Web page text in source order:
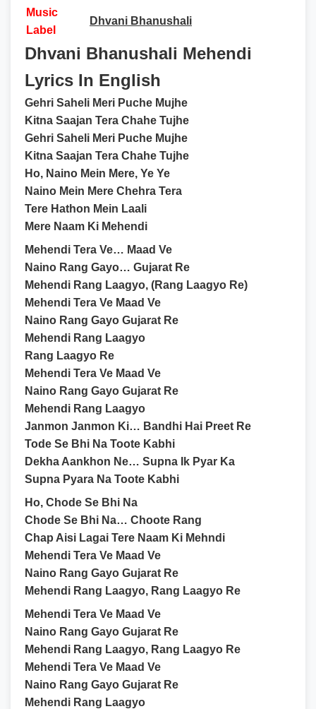
Music
Label
Dhvani Bhanushali
Dhvani Bhanushali Mehendi
Lyrics In English
Gehri Saheli Meri Puche Mujhe
Kitna Saajan Tera Chahe Tujhe
Gehri Saheli Meri Puche Mujhe
Kitna Saajan Tera Chahe Tujhe
Ho, Naino Mein Mere, Ye Ye
Naino Mein Mere Chehra Tera
Tere Hathon Mein Laali
Mere Naam Ki Mehendi
Mehendi Tera Ve… Maad Ve
Naino Rang Gayo… Gujarat Re
Mehendi Rang Laagyo, (Rang Laagyo Re)
Mehendi Tera Ve Maad Ve
Naino Rang Gayo Gujarat Re
Mehendi Rang Laagyo
Rang Laagyo Re
Mehendi Tera Ve Maad Ve
Naino Rang Gayo Gujarat Re
Mehendi Rang Laagyo
Janmon Janmon Ki… Bandhi Hai Preet Re
Tode Se Bhi Na Toote Kabhi
Dekha Aankhon Ne… Supna Ik Pyar Ka
Supna Pyara Na Toote Kabhi
Ho, Chode Se Bhi Na
Chode Se Bhi Na… Choote Rang
Chap Aisi Lagai Tere Naam Ki Mehndi
Mehendi Tera Ve Maad Ve
Naino Rang Gayo Gujarat Re
Mehendi Rang Laagyo, Rang Laagyo Re
Mehendi Tera Ve Maad Ve
Naino Rang Gayo Gujarat Re
Mehendi Rang Laagyo, Rang Laagyo Re
Mehendi Tera Ve Maad Ve
Naino Rang Gayo Gujarat Re
Mehendi Rang Laagyo